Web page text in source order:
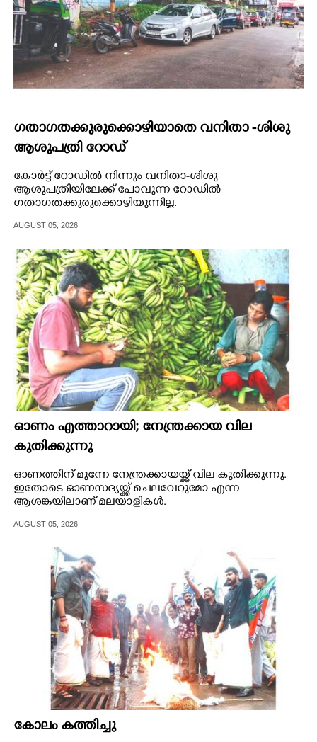
ഗതാഗതക്കുരുക്കൊഴിയാതെ വനിതാ -ശിശു
ആശുപത്രി റോഡ്
കോർട്ട് റോഡിൽ നിന്നും വനിതാ-ശിശു
ആശുപത്രിയിലേക്ക് പോവുന്ന റോഡിൽ
ഗതാഗതക്കുരുക്കൊഴിയുന്നില്ല.
AUGUST 05, 2026
ഓണം എത്താറായി; നേന്ത്രക്കായ വില
കുതിക്കുന്നു
ഓണത്തിന് മുന്നേ നേന്ത്രക്കായയ്ക്ക് വില കുതിക്കുന്നു.
ഇതോടെ ഓണസദ്യയ്ക്ക് ചെലവേറുമോ എന്ന
ആശങ്കയിലാണ് മലയാളികൾ.
AUGUST 05, 2026
കോലം കത്തിച്ചു